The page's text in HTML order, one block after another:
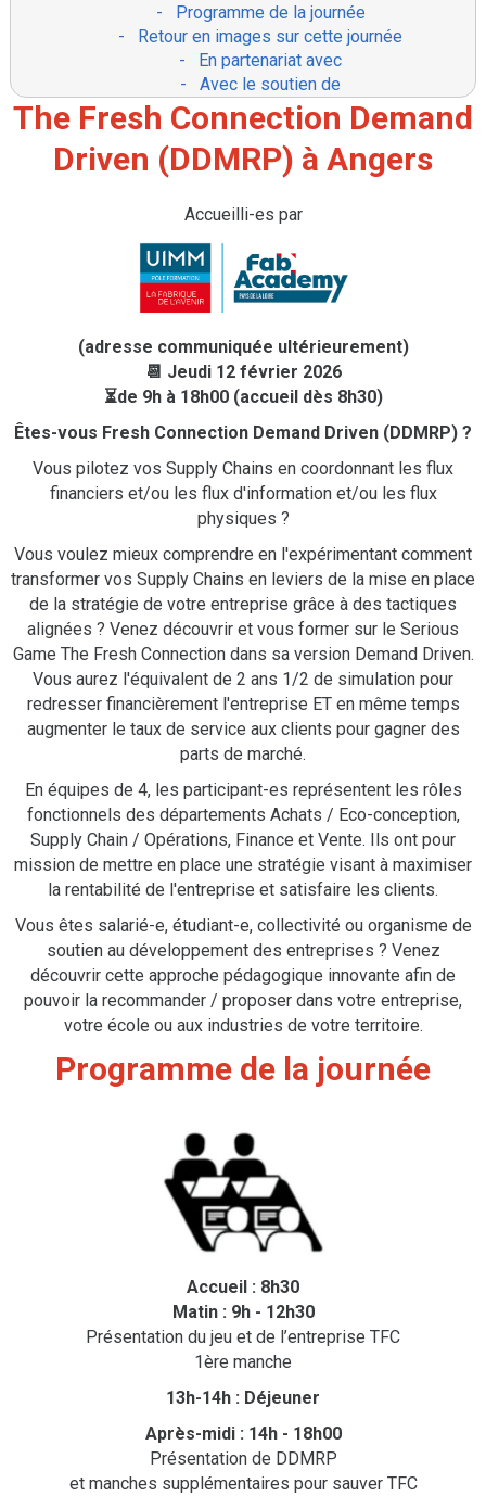
-
Programme de la journée
-
Retour en images sur cette journée
-
En partenariat avec
-
Avec le soutien de
The Fresh Connection Demand
Driven (DDMRP) à Angers
Accueilli-es par
(adresse communiquée ultérieurement)
📆 Jeudi 12 février 2026
⏳de 9h à 18h00 (accueil dès 8h30)
Êtes-vous Fresh Connection Demand Driven (DDMRP) ?
Vous pilotez vos Supply Chains en coordonnant les flux
financiers et/ou les flux d'information et/ou les flux
physiques ?
Vous voulez mieux comprendre en l'expérimentant comment
transformer vos Supply Chains en leviers de la mise en place
de la stratégie de votre entreprise grâce à des tactiques
alignées ? Venez découvrir et vous former sur le Serious
Game The Fresh Connection dans sa version Demand Driven.
Vous aurez l'équivalent de 2 ans 1/2 de simulation pour
redresser financièrement l'entreprise ET en même temps
augmenter le taux de service aux clients pour gagner des
parts de marché.
En équipes de 4, les participant-es représentent les rôles
fonctionnels des départements Achats / Eco-conception,
Supply Chain / Opérations, Finance et Vente. Ils ont pour
mission de mettre en place une stratégie visant à maximiser
la rentabilité de l'entreprise et satisfaire les clients.
Vous êtes salarié-e, étudiant-e, collectivité ou organisme de
soutien au développement des entreprises ? Venez
découvrir cette approche pédagogique innovante afin de
pouvoir la recommander / proposer dans votre entreprise,
votre école ou aux industries de votre territoire.
Programme de la journée
Accueil : 8h30
Matin : 9h - 12h30
Présentation du jeu et de l’entreprise TFC
1ère manche
13h-14h : Déjeuner
Après-midi : 14h - 18h00
Présentation de DDMRP
et manches supplémentaires pour sauver TFC